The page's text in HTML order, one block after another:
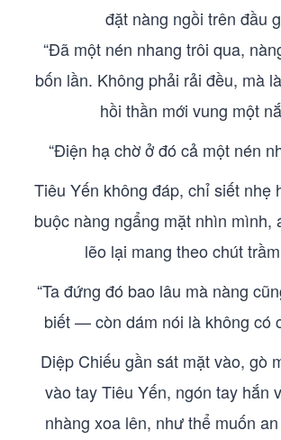
đặt nàng ngồi trên đầu
“Đã một nén nhang trôi qua,
bốn lần. Không phải rải đều, mà
hồi thần mới vung một
“Điện hạ chờ ở đó cả một nén
Tiêu Yến không đáp, chỉ siết nhẹ
buộc nàng ngẩng mặt nhìn mình,
lẽo lại mang theo chút
“Ta đứng đó bao lâu mà nàng
biết — còn dám nói là không có
Diệp Chiếu gần sát mặt vào, gò
vào tay Tiêu Yến, ngón tay hắn
nhàng xoa lên, như thể muốn